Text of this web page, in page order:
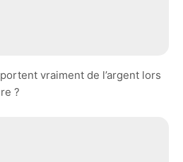
vraiment de l’argent lors
?